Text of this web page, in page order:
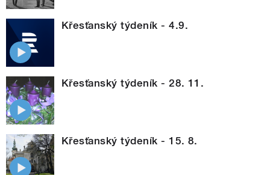
Křesťanský týdeník - 4.9.
Křesťanský týdeník - 28. 11.
Křesťanský týdeník - 15. 8.